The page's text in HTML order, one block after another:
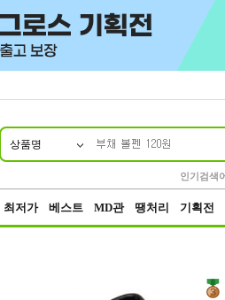
상품명
인기검색
최저가 베스트 MD관 땡처리 기획전